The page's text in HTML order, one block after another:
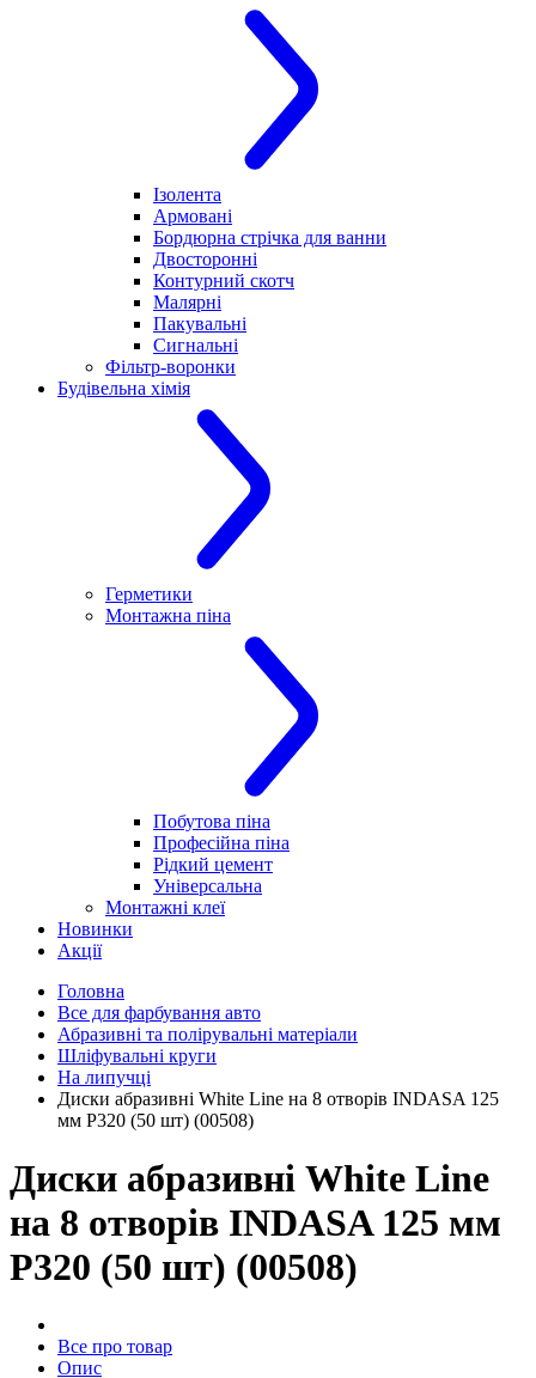
Ізолента
Армовані
Бордюрна стрічка для ванни
Двосторонні
Контурний скотч
Малярні
Пакувальні
Сигнальні
Фільтр-воронки
Будівельна хімія
Герметики
Монтажна піна
Побутова піна
Професійна піна
Рідкий цемент
Універсальна
Монтажні клеї
Новинки
Акції
Головна
Все для фарбування авто
Абразивні та полірувальні матеріали
Шліфувальні круги
На липучці
Диски абразивні White Line на 8 отворів INDASA 125
мм P320 (50 шт) (00508)
Диски абразивні White Line
на 8 отворів INDASA 125 мм
P320 (50 шт) (00508)
Все про товар
Опис